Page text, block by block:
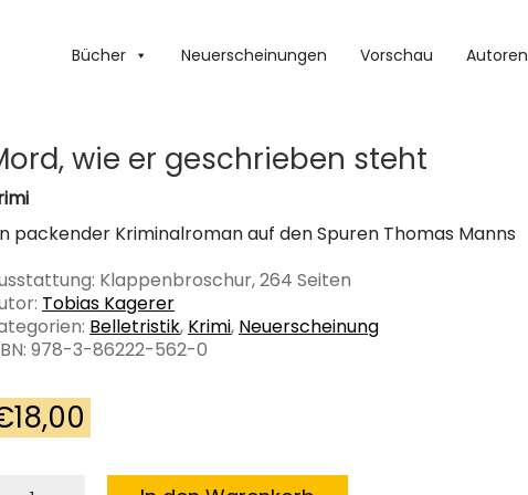
Bücher Neuerscheinungen Vorschau Autoren
wie er geschrieben steht
packender Kriminalroman auf den Spuren Thomas Manns
Klappenbroschur, 264 Seiten
Tobias Kagerer
Belletristik, Krimi, Neuerscheinung
978-3-86222-562-0
18,00